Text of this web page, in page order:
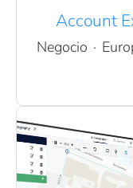
Account
Negocio ·